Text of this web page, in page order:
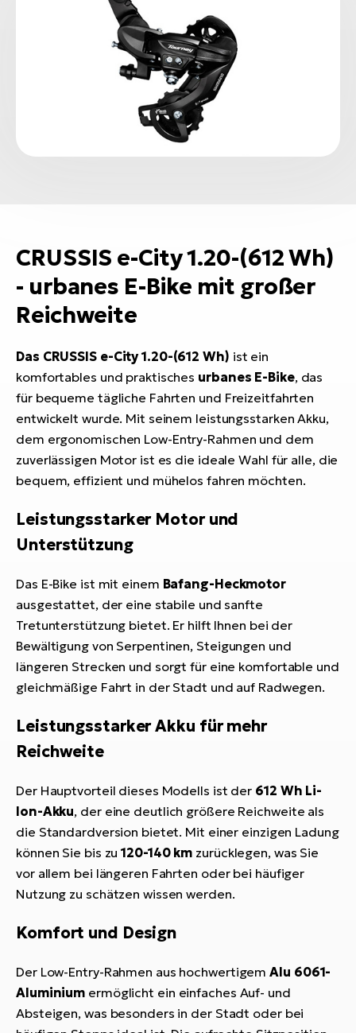
CRUSSIS e-City 1.20-(612 Wh)
- urbanes E-Bike mit großer
Reichweite
Das CRUSSIS e-City 1.20-(612 Wh) ist ein
komfortables und praktisches urbanes E-Bike, das
für bequeme tägliche Fahrten und Freizeitfahrten
entwickelt wurde. Mit seinem leistungsstarken Akku,
dem ergonomischen Low-Entry-Rahmen und dem
zuverlässigen Motor ist es die ideale Wahl für alle, die
bequem, effizient und mühelos fahren möchten.
Leistungsstarker Motor und
Unterstützung
Das E-Bike ist mit einem Bafang-Heckmotor
ausgestattet, der eine stabile und sanfte
Tretunterstützung bietet. Er hilft Ihnen bei der
Bewältigung von Serpentinen, Steigungen und
längeren Strecken und sorgt für eine komfortable und
gleichmäßige Fahrt in der Stadt und auf Radwegen.
Leistungsstarker Akku für mehr
Reichweite
Der Hauptvorteil dieses Modells ist der 612 Wh Li-
Ion-Akku, der eine deutlich größere Reichweite als
die Standardversion bietet. Mit einer einzigen Ladung
können Sie bis zu120-140 km zurücklegen, was Sie
vor allem bei längeren Fahrten oder bei häufiger
Nutzung zu schätzen wissen werden.
Komfort und Design
Der Low-Entry-Rahmen aus hochwertigemAlu 6061-
Aluminium ermöglicht ein einfaches Auf- und
Absteigen, was besonders in der Stadt oder bei